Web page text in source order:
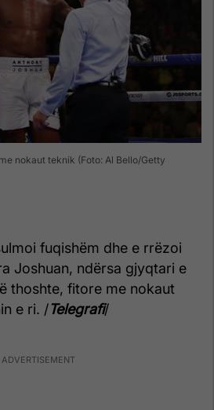
nokaut teknik (Foto: Al Bello/Getty
fuqishëm dhe e rrëzoi
Joshuan, ndërsa gjyqtari e
thoshte, fitore me nokaut
e ri. /Telegrafi/